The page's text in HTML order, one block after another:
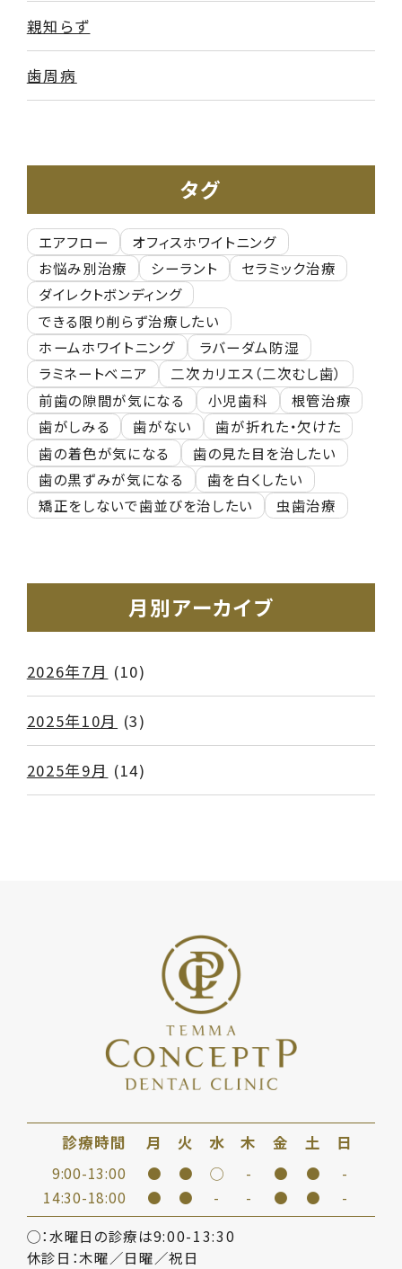
親知らず
歯周病
タグ
エアフロー
オフィスホワイトニング
お悩み別治療
シーラント
セラミック治療
ダイレクトボンディング
できる限り削らず治療したい
ホームホワイトニング
ラバーダム防湿
ラミネートベニア
二次カリエス（二次むし歯）
前歯の隙間が気になる
小児歯科
根管治療
歯がしみる
歯がない
歯が折れた・欠けた
歯の着色が気になる
歯の見た目を治したい
歯の黒ずみが気になる
歯を白くしたい
矯正をしないで歯並びを治したい
虫歯治療
月別アーカイブ
2026年7月 (10)
2025年10月 (3)
2025年9月 (14)
診療時間 月 火 水 木 金 土 日
9:00-13:00 ● ● ◯ - ● ●
-
14:30-18:00
● ● - - ● ●
-
◯：水曜日の診療は9:00-13:30
休診日：木曜／日曜／祝日